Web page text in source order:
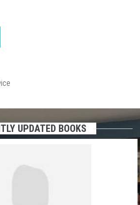
UPDATED BOOKS